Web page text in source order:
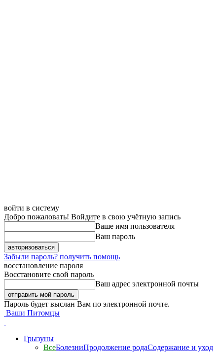
войти в систему
Добро пожаловать! Войдите в свою учётную запись
Ваше имя пользователя
Ваш пароль
Забыли пароль? получить помощь
восстановление пароля
Восстановите свой пароль
Ваш адрес электронной почты
Пароль будет выслан Вам по электронной почте.
Ваши Питомцы
Грызуны
ВсеБолезниПродолжение родаСодержание и уход